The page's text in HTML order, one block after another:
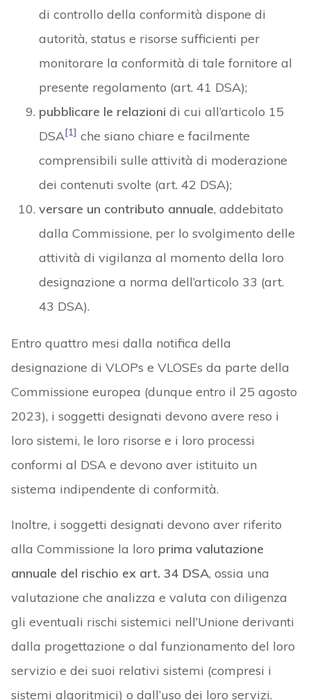
di controllo della conformità dispone di
autorità, status e risorse sufficienti per
monitorare la conformità di tale fornitore al
presente regolamento (art. 41 DSA);
pubblicare le relazioni di cui all’articolo 15
DSA[1] che siano chiare e facilmente
comprensibili sulle attività di moderazione
dei contenuti svolte (art. 42 DSA);
versare un contributo annuale, addebitato
dalla Commissione, per lo svolgimento delle
attività di vigilanza al momento della loro
designazione a norma dell’articolo 33 (art.
43 DSA).
Entro quattro mesi dalla notifica della
designazione di VLOPs e VLOSEs da parte della
Commissione europea (dunque entro il 25 agosto
2023), i soggetti designati devono avere reso i
loro sistemi, le loro risorse e i loro processi
conformi al DSA e devono aver istituito un
sistema indipendente di conformità.
Inoltre, i soggetti designati devono aver riferito
alla Commissione la loro prima valutazione
annuale del rischio ex art. 34 DSA, ossia una
valutazione che analizza e valuta con diligenza
gli eventuali rischi sistemici nell’Unione derivanti
dalla progettazione o dal funzionamento del loro
servizio e dei suoi relativi sistemi (compresi i
sistemi algoritmici) o dall’uso dei loro servizi.